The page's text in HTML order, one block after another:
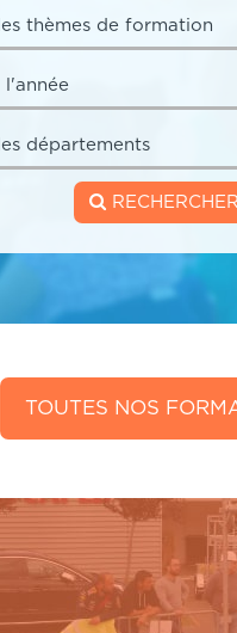
RECHERCHER
TOUTES NOS